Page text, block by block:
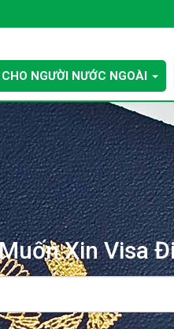
NGƯỜI NƯỚC NGOÀI
Xin Visa